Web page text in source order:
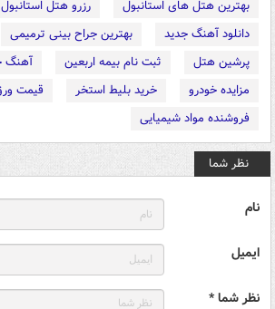
بهترین هتل های استانبول
رزرو هتل استانبول
دانلود آهنگ جدید
بهترین جراح بینی ترمیمی
پرشین هتل
ثبت نام بیمه اربعین
آهنگ
مزایده خودرو
خرید بلیط استخر
قیمت
فروشنده مواد شیمیایی
نظر شما
نام
ایمیل
نظر شما *